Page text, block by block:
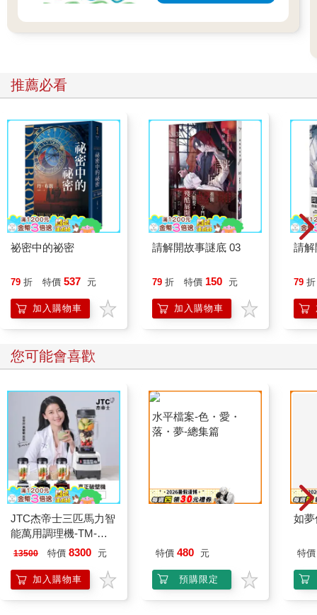
推薦必看
祕密中的祕密
79 折 特價 537 元
加入購物車
請解開故事謎底 03
79 折 特價 150 元
加入購物車
請解
79 折
您可能會喜歡
JTC杰帝士三匹馬力智
能萬用調理機-TM-
800-黑-公司貨(真正破
13500 特價 8300 元
加入購物車
水平檔案-色・愛・
落・夢-總集篇
特價 480 元
預購限定
如
特價